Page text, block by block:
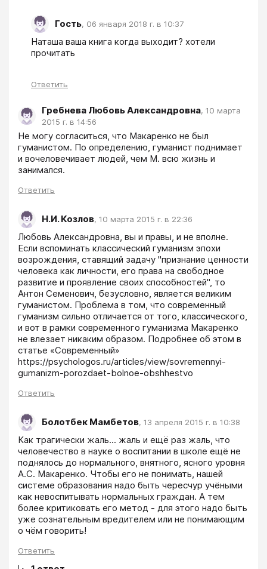
Гость, 06 января 2018 г. в 10:37
Наташа ваша книга когда выходит? хотели
прочитать
Ответить
Гребнева Любовь Александровна, 10 марта
2015 г. в 14:56
Не могу согласиться, что Макаренко не был
гуманистом. По определению, гуманист поднимает
и вочеловечивает людей, чем М. всю жизнь и
занимался.
Ответить
Н.И. Козлов, 10 марта 2015 г. в 22:36
Любовь Александровна, вы и правы, и не вполне.
Если вспоминать классический гуманизм эпохи
возрождения, ставящий задачу "признание ценности
человека как личности, его права на свободное
развитие и проявление своих способностей", то
Антон Семенович, безусловно, является великим
гуманистом. Проблема в том, что современный
гуманизм сильно отличается от того, классического,
и вот в рамки современного гуманизма Макаренко
не влезает никаким образом. Подробнее об этом в
статье «Современный»
https://psychologos.ru/articles/view/sovremennyi-
gumanizm-porozdaet-bolnoe-obshhestvo
Ответить
Болотбек Мамбетов, 13 апреля 2015 г. в 10:38
Как трагически жаль... жаль и ещё раз жаль, что
человечество в науке о воспитании в школе ещё не
поднялось до нормального, внятного, ясного уровня
А.С. Макаренко. Чтобы его не понимать, нашей
системе образования надо быть чересчур учёными
как невоспитывать нормальных граждан. А тем
более критиковать его метод - для этого надо быть
уже сознательным вредителем или не понимающим
о чём говорить!
Ответить